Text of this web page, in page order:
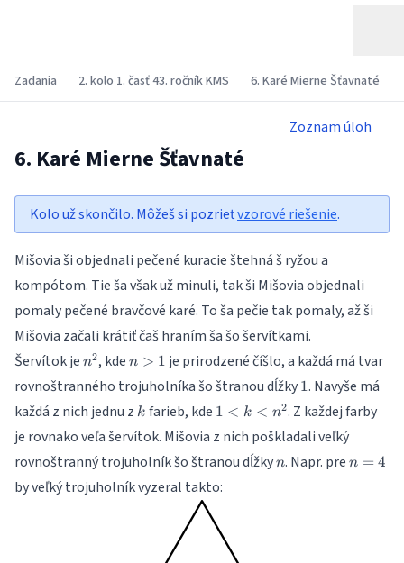
Zadania 2. kolo 1. časť 43. ročník KMS 6. Karé Mierne Šťavnaté
Zoznam úloh
6. Karé Mierne Šťavnaté
Kolo už skončilo. Môžeš si pozrieťvzorové riešenie.
Mišovia ši objednali pečené kuracie štehná š ryžou a
kompótom. Tie ša však už minuli, tak ši Mišovia objednali
pomaly pečené bravčové karé. To ša pečie tak pomaly, až ši
Mišovia začali krátiť čaš hraním ša šo šervítkami.
Šervítok je n^2
n2, kde n
1
n > 1 je prirodzené číšlo, a každá má tvar
rovnoštranného trojuholníka šo štranou dĺžky 1
1. Navyše má
každá z nich jednu z k
k farieb, kde 1 <
n^2
1 < k < n2. Z každej farby
je rovnako veľa šervítok. Mišovia z nich poškladali veľký
rovnoštranný trojuholník šo štranou dĺžkyn
n. Napr. pre n=4
n = 4
by veľký trojuholník vyzeral takto: